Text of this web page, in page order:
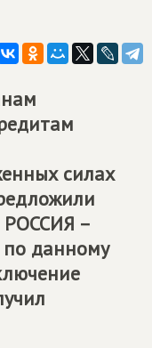
силах
–
данному